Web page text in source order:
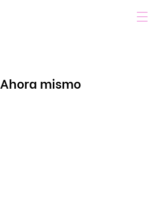
Ahora mismo